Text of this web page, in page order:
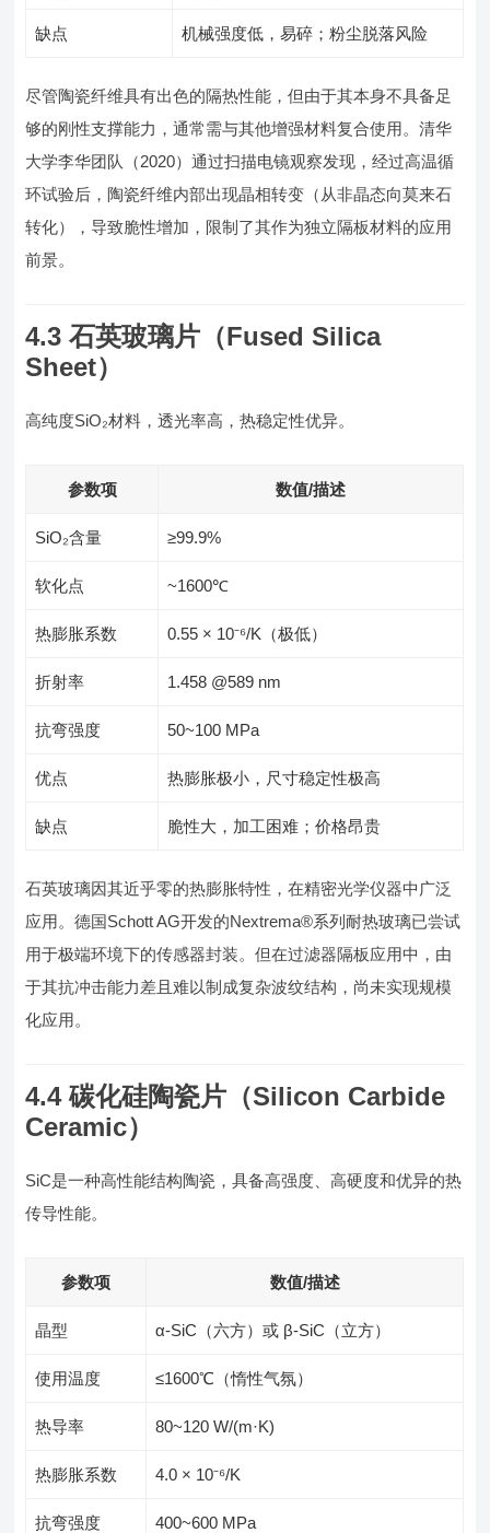
缺点 机械强度低，易碎；粉尘脱落风险
尽管陶瓷纤维具有出色的隔热性能，但由于其本身不具备足
够的刚性支撑能力，通常需与其他增强材料复合使用。清华
大学李华团队（2020）通过扫描电镜观察发现，经过高温循
环试验后，陶瓷纤维内部出现晶相转变（从非晶态向莫来石
转化），导致脆性增加，限制了其作为独立隔板材料的应用
前景。
4.3 石英玻璃片（Fused Silica
Sheet）
高纯度SiO₂材料，透光率高，热稳定性优异。
参数项 数值/描述
SiO₂含量 ≥99.9%
软化点 ~1600℃
热膨胀系数 0.55 × 10⁻⁶/K（极低）
折射率 1.458 @589 nm
抗弯强度 50~100 MPa
优点 热膨胀极小，尺寸稳定性极高
缺点 脆性大，加工困难；价格昂贵
石英玻璃因其近乎零的热膨胀特性，在精密光学仪器中广泛
应用。德国Schott AG开发的Nextrema®系列耐热玻璃已尝试
用于极端环境下的传感器封装。但在过滤器隔板应用中，由
于其抗冲击能力差且难以制成复杂波纹结构，尚未实现规模
化应用。
4.4 碳化硅陶瓷片（Silicon Carbide
Ceramic）
SiC是一种高性能结构陶瓷，具备高强度、高硬度和优异的热
传导性能。
参数项 数值/描述
晶型 α-SiC（六方）或 β-SiC（立方）
使用温度 ≤1600℃（惰性气氛）
热导率 80~120 W/(m·K)
热膨胀系数 4.0 × 10⁻⁶/K
抗弯强度 400~600 MPa